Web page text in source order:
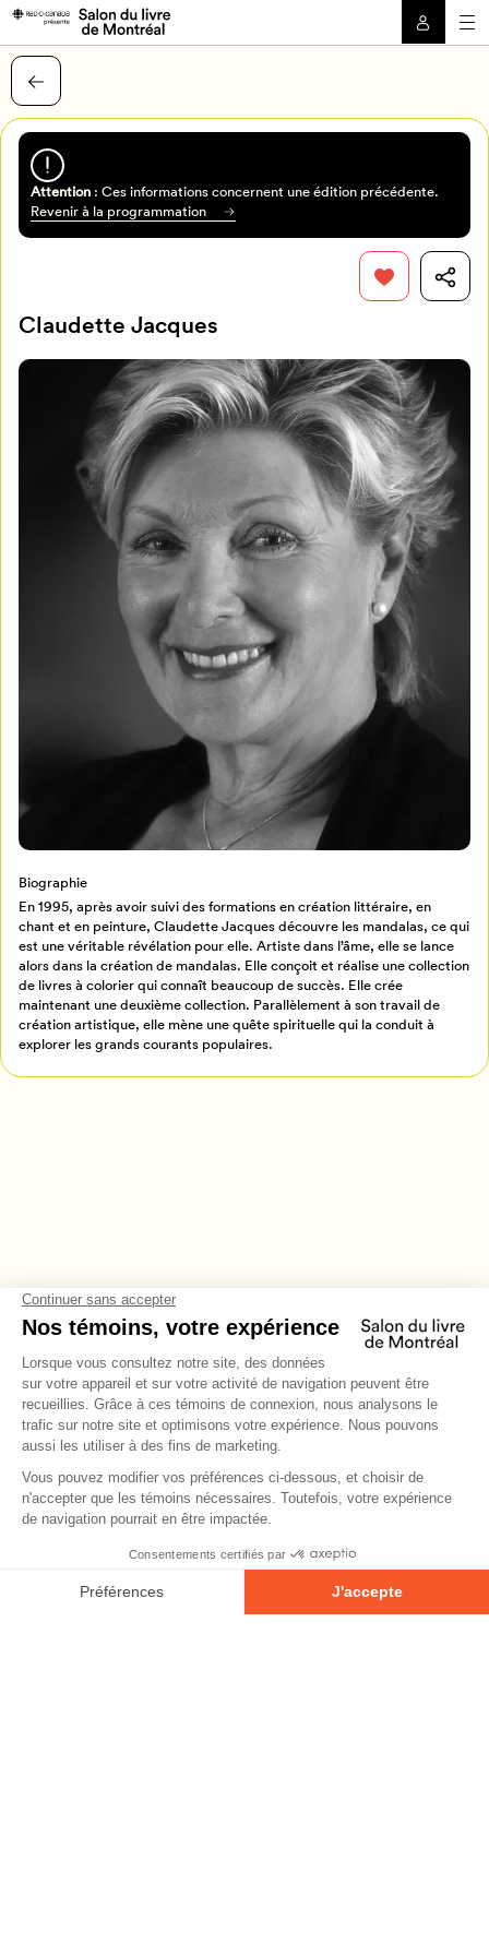
Programmation
Billetterie
Retour à l’accueil
Attention: Ces informations concernent une édition précédente.
Revenir à la programmation
Claudette Jacques
Biographie
En 1995, après avoir suivi des formations en création littéraire, en
chant et en peinture, Claudette Jacques découvre les mandalas, ce qui
est une véritable révélation pour elle. Artiste dans l’âme, elle se lance
alors dans la création de mandalas. Elle conçoit et réalise une collection
de livres à colorier qui connaît beaucoup de succès. Elle crée
maintenant une deuxième collection. Parallèlement à son travail de
création artistique, elle mène une quête spirituelle qui la conduit à
explorer les grands courants populaires.
Pour enregistrer vos favoris,
connectez-vous ou créez votre profil
Mon Salon
Se connecter
Créer un profil
Annuler